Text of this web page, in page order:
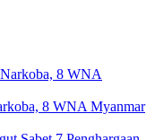
8 WNA Myanmar